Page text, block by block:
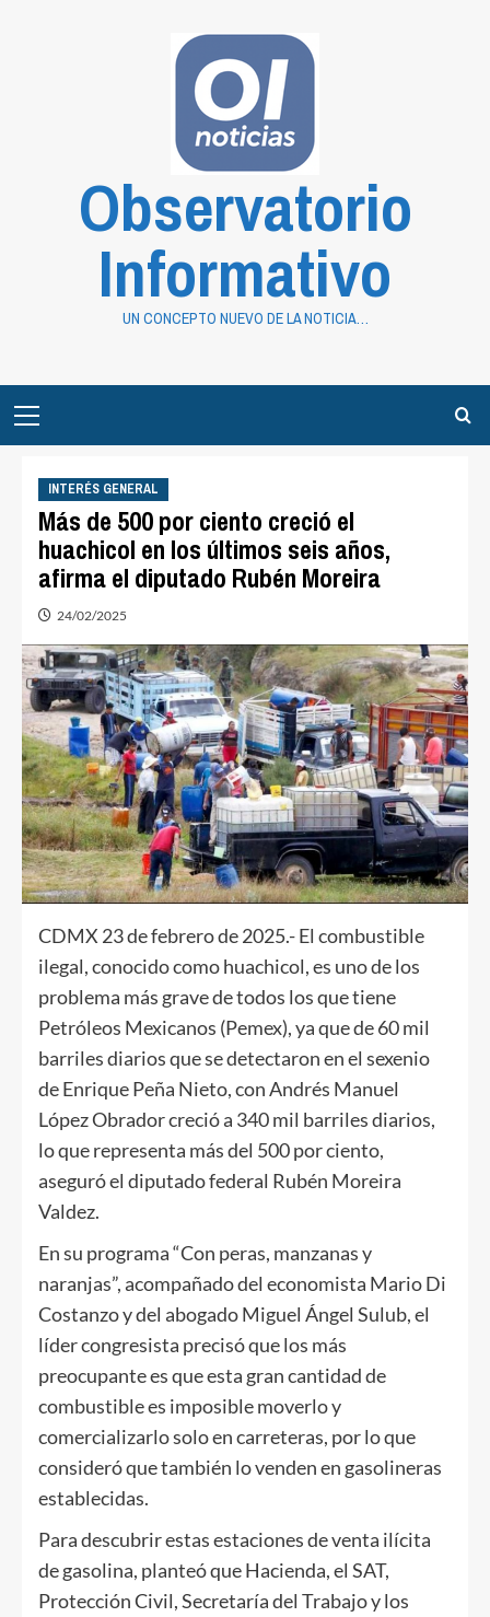
Observatorio
Informativo
UN CONCEPTO NUEVO DE LA NOTICIA…
Menu
INTERÉS GENERAL
Más de 500 por ciento creció el
huachicol en los últimos seis años,
afirma el diputado Rubén Moreira
24/02/2025
CDMX 23 de febrero de 2025.- El combustible
ilegal, conocido como huachicol, es uno de los
problema más grave de todos los que tiene
Petróleos Mexicanos (Pemex), ya que de 60 mil
barriles diarios que se detectaron en el sexenio
de Enrique Peña Nieto, con Andrés Manuel
López Obrador creció a 340 mil barriles diarios,
lo que representa más del 500 por ciento,
aseguró el diputado federal Rubén Moreira
Valdez.
En su programa “Con peras, manzanas y
naranjas”, acompañado del economista Mario Di
Costanzo y del abogado Miguel Ángel Sulub, el
líder congresista precisó que los más
preocupante es que esta gran cantidad de
combustible es imposible moverlo y
comercializarlo solo en carreteras, por lo que
consideró que también lo venden en gasolineras
establecidas.
Para descubrir estas estaciones de venta ilícita
de gasolina, planteó que Hacienda, el SAT,
Protección Civil, Secretaría del Trabajo y los